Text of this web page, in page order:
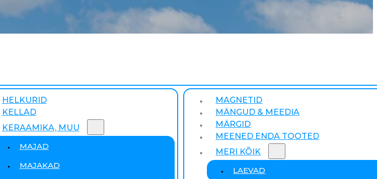
HELKURID
KELLAD
KERAAMIKA, MUU
MAJAD
MAJAKAD
MAGNETID
MÄNGUD & MEEDIA
MÄRGID
MEENED ENDA TOOTED
MERI KÕIK
LAEVAD